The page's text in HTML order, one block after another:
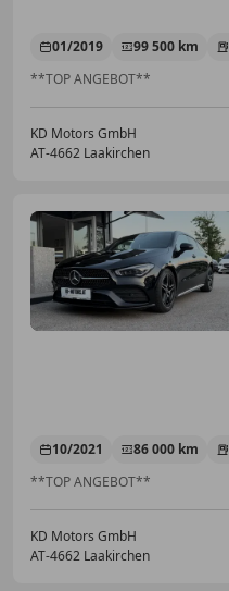
01/2019 99 500 km
**TOP ANGEBOT**
KD Motors GmbH
AT-4662 Laakirchen
10/2021 86 000 km
**TOP ANGEBOT**
KD Motors GmbH
AT-4662 Laakirchen